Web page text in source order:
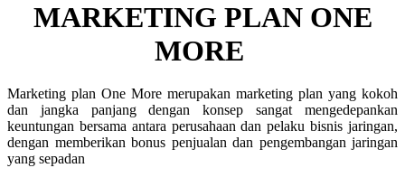
MARKETING PLAN ONE
MORE ​
Marketing plan One More merupakan marketing plan yang kokoh
dan jangka panjang dengan konsep sangat mengedepankan
keuntungan bersama antara perusahaan dan pelaku bisnis jaringan,
dengan memberikan bonus penjualan dan pengembangan jaringan
yang sepadan